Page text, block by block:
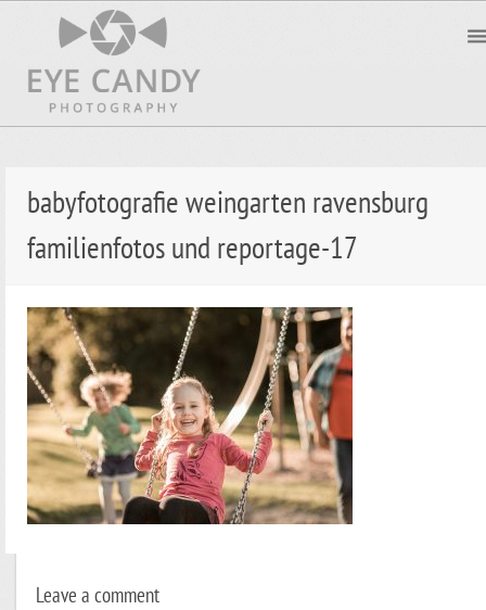
babyfotografie weingarten ravensburg
familienfotos und reportage-17
Leave a comment